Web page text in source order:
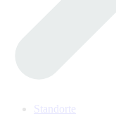
Standorte